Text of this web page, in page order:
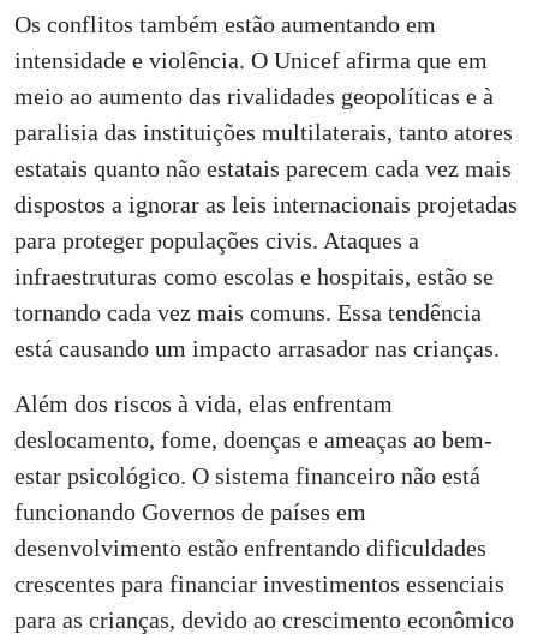
Os conflitos também estão aumentando em
intensidade e violência. O Unicef afirma que em
meio ao aumento das rivalidades geopolíticas e à
paralisia das instituições multilaterais, tanto atores
estatais quanto não estatais parecem cada vez mais
dispostos a ignorar as leis internacionais projetadas
para proteger populações civis. Ataques a
infraestruturas como escolas e hospitais, estão se
tornando cada vez mais comuns. Essa tendência
está causando um impacto arrasador nas crianças.
Além dos riscos à vida, elas enfrentam
deslocamento, fome, doenças e ameaças ao bem-
estar psicológico. O sistema financeiro não está
funcionando Governos de países em
desenvolvimento estão enfrentando dificuldades
crescentes para financiar investimentos essenciais
para as crianças, devido ao crescimento econômico